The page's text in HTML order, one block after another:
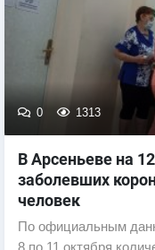
0 1313
В Арсеньеве на
заболевших
человек
По официальным
8 по 11 октября